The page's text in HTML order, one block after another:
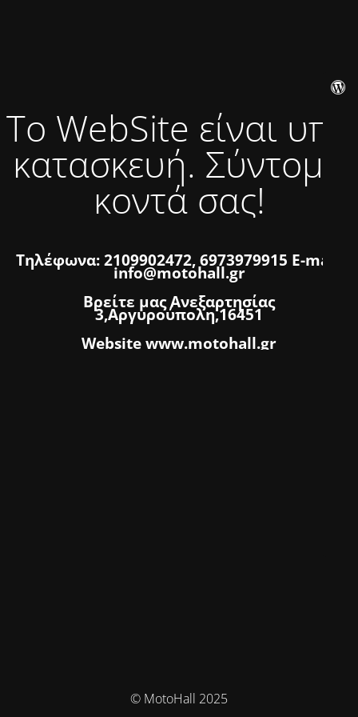
Το WebSite είναι υπό
κατασκευή. Σύντομα
κοντά σας!
Τηλέφωνα: 2109902472, 6973979915 E-mail:
info@motohall.gr
Βρείτε μας Ανεξαρτησίας
3,Αργυρούπολη,16451
Website www.motohall.gr
© MotoHall 2025